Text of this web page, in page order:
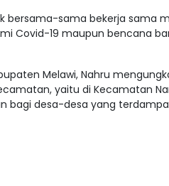
bersama-sama bekerja sama
Covid-19 maupun bencana
Melawi, Nahru
yaitu di Kecamatan
bagi desa-desa yang